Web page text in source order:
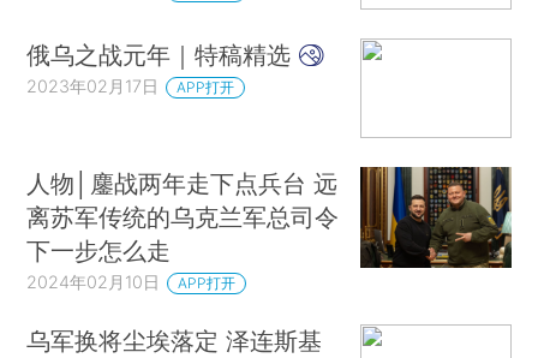
俄乌之战元年｜特稿精选
2023年02月17日 APP打开
人物│鏖战两年走下点兵台 远
离苏军传统的乌克兰军总司令
下一步怎么走
2024年02月10日 APP打开
乌军换将尘埃落定 泽连斯基